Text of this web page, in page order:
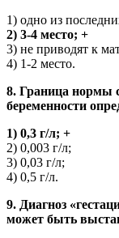
1) одно из
2) 3-4 место; +
3) не приводят к
4) 1-2 место.
8. Граница нормы
беременности
1) 0,3 г/л; +
2) 0,003 г/л;
3) 0,03 г/л;
4) 0,5 г/л.
9. Диагноз
может быть